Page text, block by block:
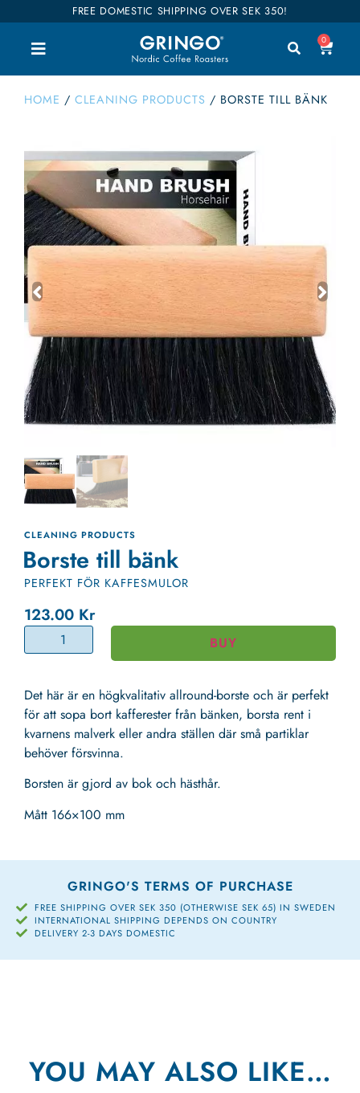
FREE DOMESTIC SHIPPING OVER SEK 350!
0
HOME / CLEANING PRODUCTS / BORSTE TILL BÄNK
CLEANING PRODUCTS
Borste till bänk
PERFEKT FÖR KAFFESMULOR
123.00 Kr
BUY
Det här är en högkvalitativ allround-borste och är perfekt
för att sopa bort kafferester från bänken, borsta rent i
kvarnens malverk eller andra ställen där små partiklar
behöver försvinna.
Borsten är gjord av bok och hästhår.
Mått 166×100 mm
GRINGO'S TERMS OF PURCHASE
FREE SHIPPING OVER SEK 350 (OTHERWISE SEK 65) IN SWEDEN
INTERNATIONAL SHIPPING DEPENDS ON COUNTRY
DELIVERY 2-3 DAYS DOMESTIC
YOU MAY ALSO LIKE…